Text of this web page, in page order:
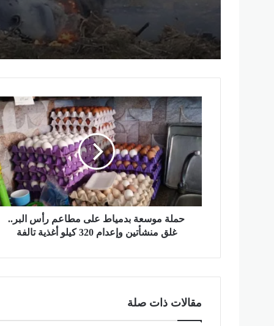
مصرع 8 أشخاص في
مروحية بإندونيسيا بعد
الإقلاع في جزيرة بورنيو
ح
م
ل
ة
م
ع
ة
ي
ل
ى
حملة موسعة بدمياط على مطاعم رأس البر..
غلق منشأتين وإعدام 320 كيلو أغذية تالفة
مقالات ذات صلة